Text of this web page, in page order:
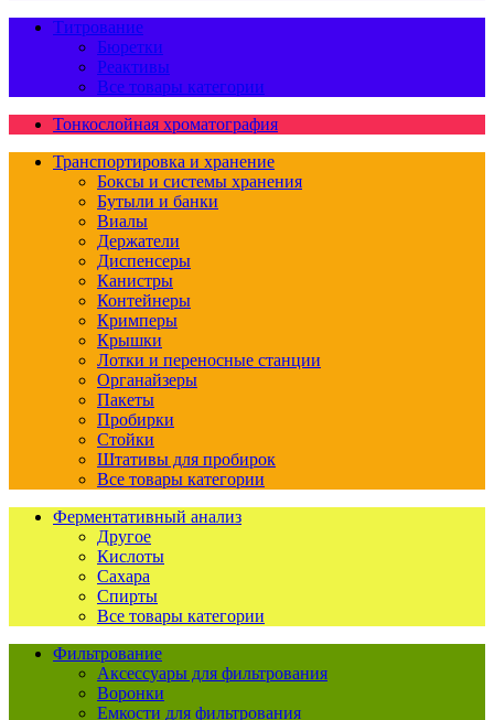
Титрование
Бюретки
Реактивы
Все товары категории
Тонкослойная хроматография
Транспортировка и хранение
Боксы и системы хранения
Бутыли и банки
Виалы
Держатели
Диспенсеры
Канистры
Контейнеры
Кримперы
Крышки
Лотки и переносные станции
Органайзеры
Пакеты
Пробирки
Стойки
Штативы для пробирок
Все товары категории
Ферментативный анализ
Другое
Кислоты
Сахара
Спирты
Все товары категории
Фильтрование
Аксессуары для фильтрования
Воронки
Емкости для фильтрования